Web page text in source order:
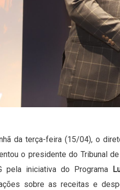
da terça-feira (15/04), o
o presidente do Tribunal
pela iniciativa do Programa
sobre as receitas e